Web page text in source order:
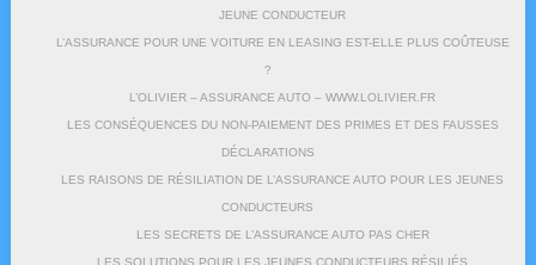
JEUNE CONDUCTEUR
L’ASSURANCE POUR UNE VOITURE EN LEASING EST-ELLE PLUS COÛTEUSE
?
L’OLIVIER – ASSURANCE AUTO – WWW.LOLIVIER.FR
LES CONSÉQUENCES DU NON-PAIEMENT DES PRIMES ET DES FAUSSES
DÉCLARATIONS
LES RAISONS DE RÉSILIATION DE L’ASSURANCE AUTO POUR LES JEUNES
CONDUCTEURS
LES SECRETS DE L’ASSURANCE AUTO PAS CHER
LES SOLUTIONS POUR LES JEUNES CONDUCTEURS RÉSILIÉS